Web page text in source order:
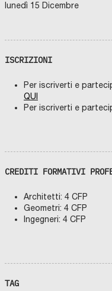
lunedì 15 Dicembre
ISCRIZIONI
Per iscriverti e
QUI
Per iscriverti e
CREDITI FORMATIVI
Architetti: 4 CFP
Geometri: 4 CFP
Ingegneri: 4 CFP
TAG